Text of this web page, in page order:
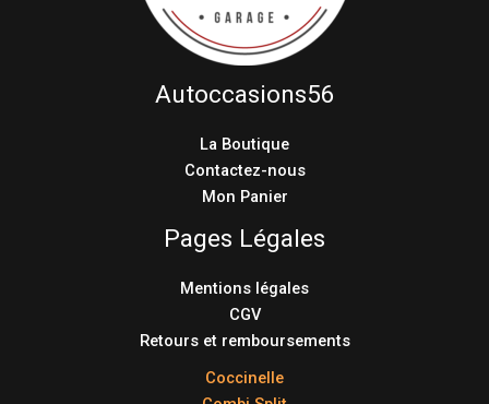
Autoccasions56
La Boutique
Contactez-nous
Mon Panier
Pages Légales
Mentions légales
CGV
Retours et remboursements
Coccinelle